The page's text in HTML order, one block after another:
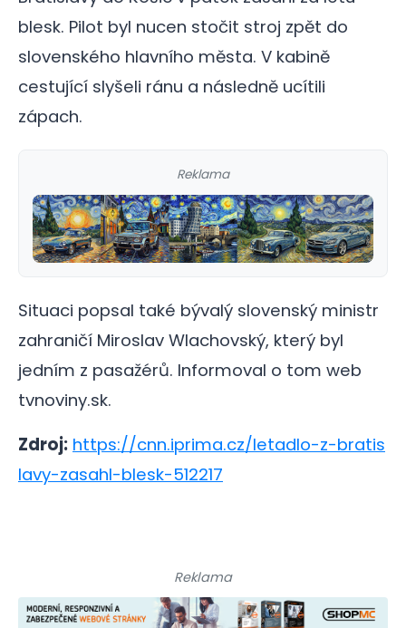
blesk. Pilot byl nucen stočit stroj zpět do
slovenského hlavního města. V kabině
cestující slyšeli ránu a následně ucítili
zápach.
Reklama
Situaci popsal také bývalý slovenský ministr
zahraničí Miroslav Wlachovský, který byl
jedním z pasažérů. Informoval o tom web
tvnoviny.sk.
Zdroj: https://cnn.iprima.cz/letadlo-z-bratis
lavy-zasahl-blesk-512217
Reklama